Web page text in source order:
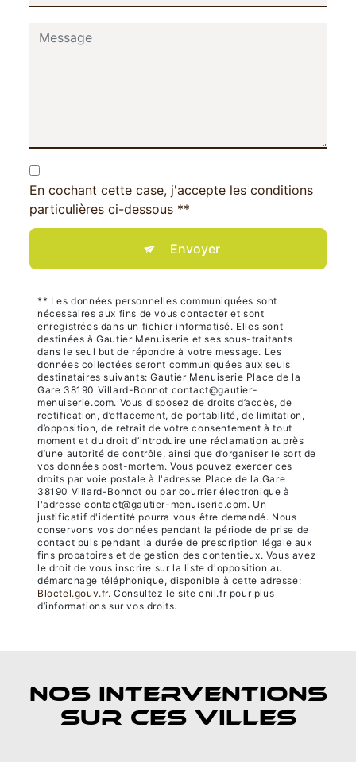
En cochant cette case, j'accepte les conditions
particulières ci-dessous **
Envoyer
** Les données personnelles communiquées sont
nécessaires aux fins de vous contacter et sont
enregistrées dans un fichier informatisé. Elles sont
destinées à Gautier Menuiserie et ses sous-traitants
dans le seul but de répondre à votre message. Les
données collectées seront communiquées aux seuls
destinataires suivants: Gautier Menuiserie Place de la
Gare 38190 Villard-Bonnot contact@gautier-
menuiserie.com. Vous disposez de droits d’accès, de
rectification, d’effacement, de portabilité, de limitation,
d’opposition, de retrait de votre consentement à tout
moment et du droit d’introduire une réclamation auprès
d’une autorité de contrôle, ainsi que d’organiser le sort de
vos données post-mortem. Vous pouvez exercer ces
droits par voie postale à l'adresse Place de la Gare
38190 Villard-Bonnot ou par courrier électronique à
l'adresse contact@gautier-menuiserie.com. Un
justificatif d'identité pourra vous être demandé. Nous
conservons vos données pendant la période de prise de
contact puis pendant la durée de prescription légale aux
fins probatoires et de gestion des contentieux. Vous avez
le droit de vous inscrire sur la liste d'opposition au
démarchage téléphonique, disponible à cette adresse:
Bloctel.gouv.fr. Consultez le site cnil.fr pour plus
d’informations sur vos droits.
NOS INTERVENTIONS
SUR CES VILLES